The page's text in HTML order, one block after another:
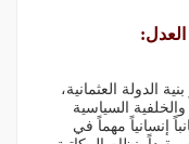
العدل:
الدولة العثمانية،
السياسية
إنسانياً مهماً في